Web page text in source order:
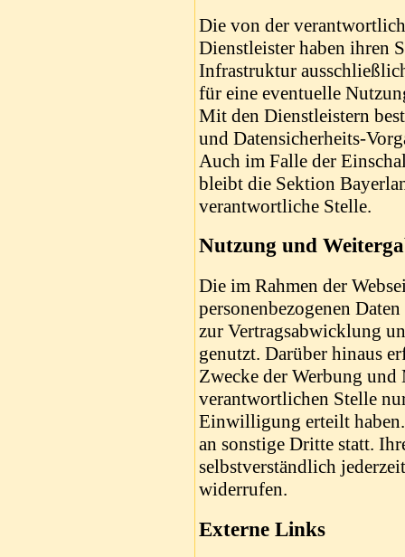
Die von der
Dienstleister haben ihren
Infrastruktur
für eine eventuelle
Mit den Dienstleistern
und Datensicherheits-
Auch im Falle der
bleibt die Sektion
verantwortliche Stelle.
Nutzung und
Die im Rahmen der
personenbezogenen
zur Vertragsabwicklung
genutzt. Darüber hinaus
Zwecke der Werbung
verantwortlichen Stelle
Einwilligung erteilt
an sonstige Dritte statt.
selbstverständlich
widerrufen.
Externe Links